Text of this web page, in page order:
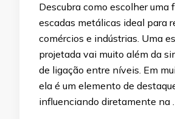
Descubra como escolher uma
escadas metálicas ideal para
comércios e indústrias. Uma
projetada vai muito além da
de ligação entre níveis. Em
ela é um elemento de
influenciando diretamente na